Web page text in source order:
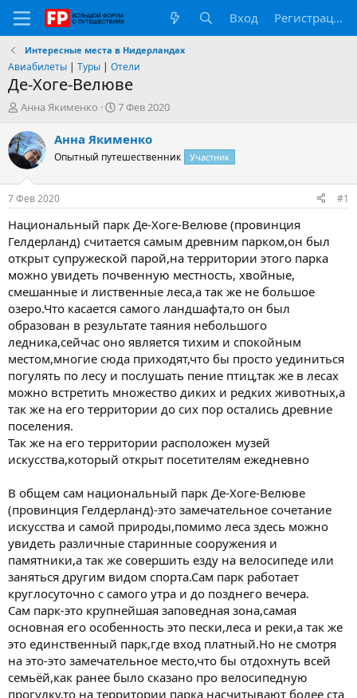
Вход Регистрация
Интересные места в Нидерландах
Авиабилеты | Туры | Отели
Де-Хоге-Велюве
А
т
о
р
т
е
м
ы
Анна Якименко
Д
т
н
а
л
а
7 Фев 2020
Анна Якименко
Опытный путешественник Участник
7 Фев 2020 #1
Национальный парк Де-Хоге-Велюве (провинция
Гелдерланд) считается самым древним парком,он был
открыт супружеской парой,на территории этого парка
можно увидеть почвенную местность, хвойные,
смешанные и лиственные леса,а так же не большое
озеро.Что касается самого ландшафта,то он был
образован в результате таяния небольшого
ледника,сейчас оно является тихим и спокойным
местом,многие сюда приходят,что бы просто уединиться
погулять по лесу и послушать пение птиц,так же в лесах
можно встретить множество диких и редких животных,а
так же на его территории до сих пор остались древние
поселения.
Так же на его территории расположен музей
искусства,который открыт посетителям ежедневно
В общем сам национальный парк Де-Хоге-Велюве
(провинция Гелдерланд)-это замечательное сочетание
искусства и самой природы,помимо леса здесь можно
увидеть различные старинные сооружения и
памятники,а так же совершить езду на велосипеде или
заняться другим видом спорта.Сам парк работает
круглосуточно с самого утра и до позднего вечера.
Сам парк-это крупнейшая заповедная зона,самая
основная его особенность это пески,леса и реки,а так же
это единственный парк,где вход платный.Но не смотря
на это-это замечательное место,что бы отдохнуть всей
семьёй,как ранее было сказано про велосипедную
прогулку,то на территории парка насчитывают более ста